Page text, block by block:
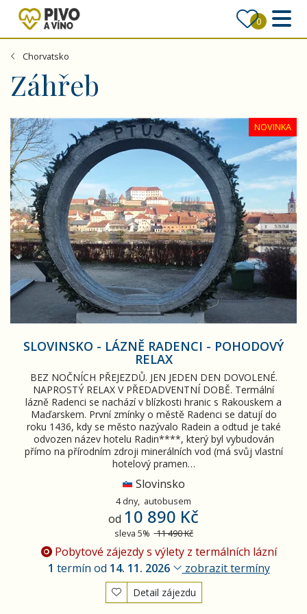
0
Chorvatsko
Záhřeb
NOVINKA
Slovinsko - lázně Radenci - pohodový relax
SLOVINSKO - LÁZNĚ RADENCI - POHODOVÝ
RELAX
BEZ NOČNÍCH PŘEJEZDŮ. JEN JEDEN DEN DOVOLENÉ.
NAPROSTÝ RELAX V PŘEDADVENTNÍ DOBĚ. Termální
lázně Radenci se nachází v blízkosti hranic s Rakouskem a
Maďarskem. První zmínky o městě Radenci se datují do
roku 1436, kdy se město nazývalo Radein a odtud je také
odvozen název hotelu Radin****, který byl vybudován
přímo na přírodním zdroji minerálních vod (má svůj vlastní
hotelový pramen…
Slovinsko
4 dny, autobusem
od 10 890 Kč
sleva 5% 11 490 Kč
Pobytové zájezdy s výlety z termálních lázní
1 termín od 14. 11. 2026 zobrazit termíny
Detail zájezdu